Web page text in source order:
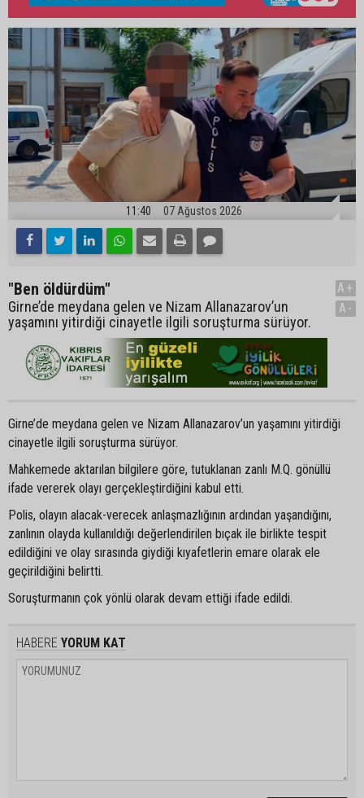
11:40 07 Ağustos 2026
"Ben öldürdüm"
Girne’de meydana gelen ve Nizam Allanazarov’un
yaşamını yitirdiği cinayetle ilgili soruşturma sürüyor.
A+
A-
Girne’de meydana gelen ve Nizam Allanazarov’un yaşamını yitirdiği
cinayetle ilgili soruşturma sürüyor.
Mahkemede aktarılan bilgilere göre, tutuklanan zanlı M.Q. gönüllü
ifade vererek olayı gerçekleştirdiğini kabul etti.
Polis, olayın alacak-verecek anlaşmazlığının ardından yaşandığını,
zanlının olayda kullanıldığı değerlendirilen bıçak ile birlikte tespit
edildiğini ve olay sırasında giydiği kıyafetlerin emare olarak ele
geçirildiğini belirtti.
Soruşturmanın çok yönlü olarak devam ettiği ifade edildi.
HABERE YORUM KAT